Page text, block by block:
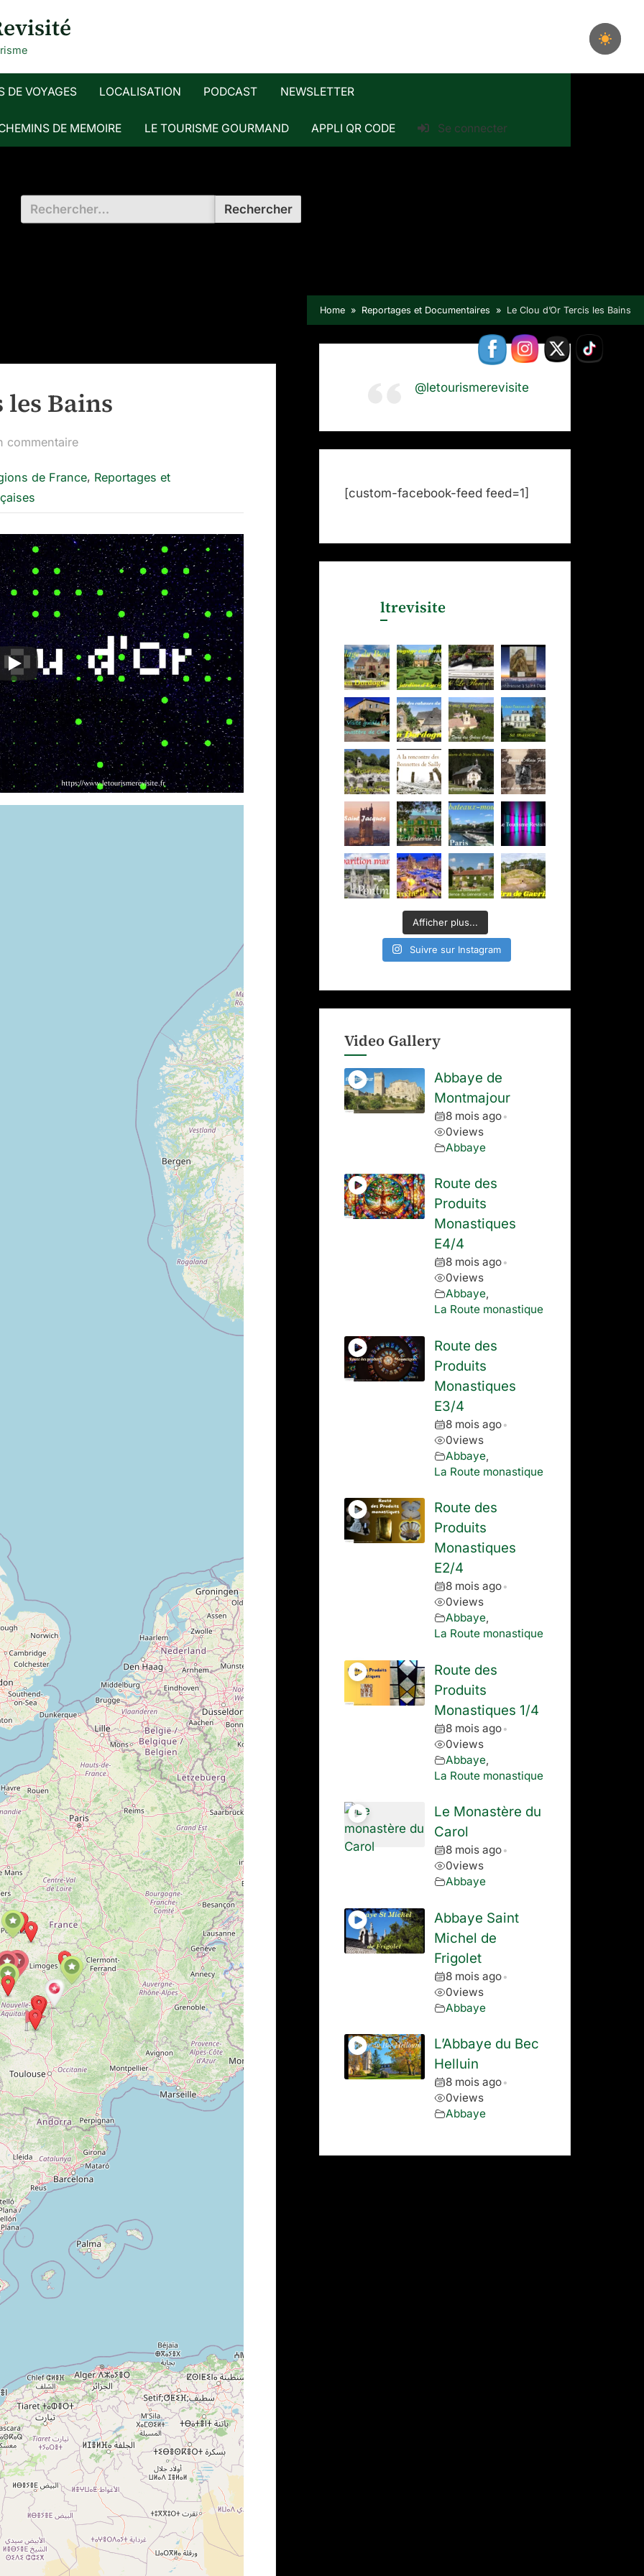
DE VOYAGES LOCALISATION PODCAST NEWSLETTER
DE MEMOIRE LE TOURISME GOURMAND APPLI QR CODE Se connecter
Rechercher :
Home Reportages et Documentaires Le Clou d’Or Tercis les Bains
les Bains
commentairesur
Clou
les
Bains
de France, Reportages et
@letourismerevisite
[custom-facebook-feed feed=1]
ltrevisite
Afficher plus...
Suivre sur Instagram
Video Gallery
Abbaye de
Montmajour
8 mois ago •
0views
Abbaye
Route des
Produits
Monastiques
E4/4
8 mois ago •
0views
Abbaye,
La Route monastique
Route des
Produits
Monastiques
E3/4
8 mois ago •
0views
Abbaye,
La Route monastique
Route des
Produits
Monastiques
E2/4
8 mois ago •
0views
Abbaye,
La Route monastique
Route des
Produits
Monastiques 1/4
8 mois ago •
0views
Abbaye,
La Route monastique
Le Monastère du
Carol
8 mois ago •
0views
Abbaye
Abbaye Saint
Michel de
Frigolet
8 mois ago •
0views
Abbaye
L’Abbaye du Bec
Helluin
8 mois ago •
0views
Abbaye